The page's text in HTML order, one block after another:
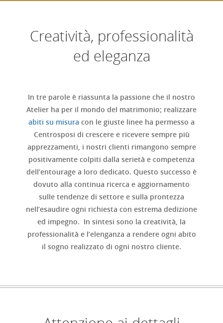
Creatività, professionalità
ed eleganza
In tre parole è riassunta la passione che il nostro
Atelier ha per il mondo del matrimonio; realizzare
abiti su misura con le giuste linee ha permesso a
Centrosposi di crescere e ricevere sempre più
apprezzamenti, i nostri clienti rimangono sempre
positivamente colpiti dalla serietà e competenza
dell’entourage a loro dedicato. Questo successo è
dovuto alla continua ricerca e aggiornamento
sulle tendenze di settore e sulla prontezza
nell’esaudire ogni richiesta con estrema dedizione
ed impegno. In sintesi sono la creatività, la
professionalità e l’elenganza a rendere ogni abito
il sogno realizzato di ogni nostro cliente.